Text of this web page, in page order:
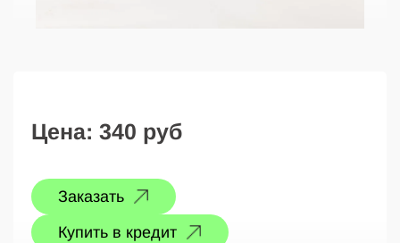
Цена: 340 руб
Заказать
Купить в кредит